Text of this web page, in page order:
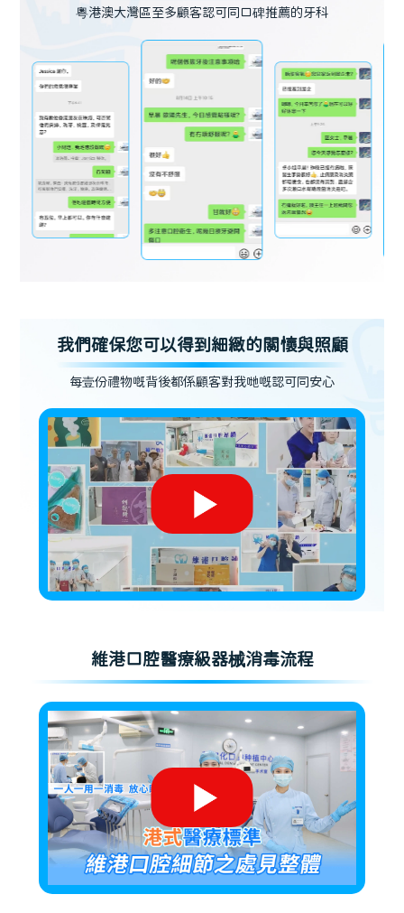
粵港澳大灣區至多顧客認可同口碑推薦的牙科
我們確保您可以得到細緻的關懷與照顧
每壹份禮物嘅背後都係顧客對我哋嘅認可同安心
維港口腔醫療級器械消毒流程